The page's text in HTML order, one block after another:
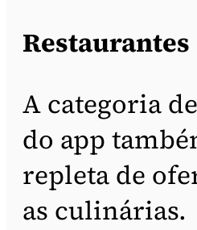
Restaurantes
A categoria
do app
repleta de
as culinárias.